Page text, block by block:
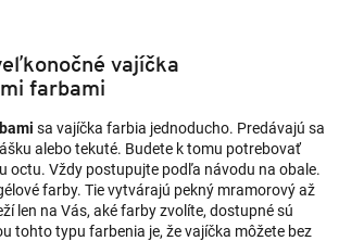
vajíčka
farbami
sa vajíčka farbia jednoducho. Predávajú sa
alebo tekuté. Budete k tomu potrebovať
octu. Vždy postupujte podľa návodu na obale.
farby. Tie vytvárajú pekný mramorový až
len na Vás, aké farby zvolíte, dostupné sú
tohto typu farbenia je, že vajíčka môžete bez